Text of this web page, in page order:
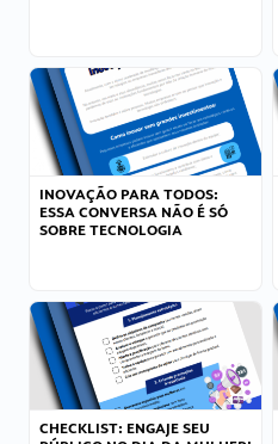
INOVAÇÃO PARA TODOS:
ESSA CONVERSA NÃO É SÓ
SOBRE TECNOLOGIA
CHECKLIST: ENGAJE SEU